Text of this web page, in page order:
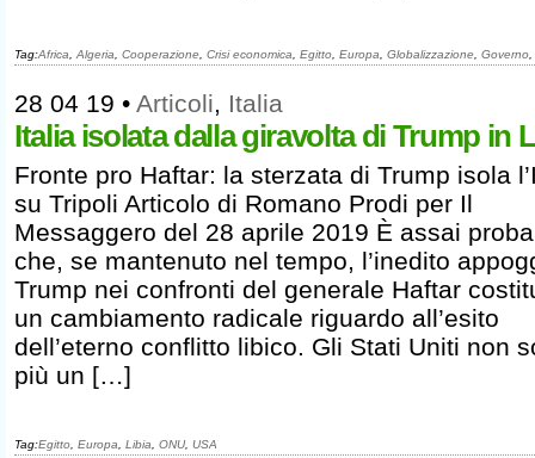
Tag:Africa Algeria Cooperazione Crisi economica Egitto Europa Globalizzazione Governo
28 04 19 • Articoli, Italia
Italia isolata dalla giravolta di Trump in
Fronte pro Haftar: la sterzata di Trump isola
su Tripoli Articolo di Romano Prodi per Il
Messaggero del 28 aprile 2019 È assai
che, se mantenuto nel tempo, l’inedito
Trump nei confronti del generale Haftar
un cambiamento radicale riguardo all’esito
dell’eterno conflitto libico. Gli Stati Uniti non
più un […]
Tag:Egitto Europa Libia ONU, USA